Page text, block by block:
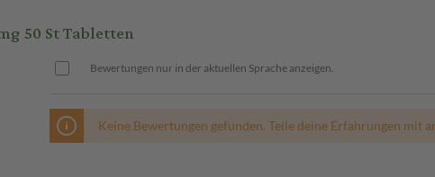
50 St Tabletten
Bewertungen nur in der aktuellen Sprache anzeigen.
Keine Bewertungen gefunden. Teile deine Erfahrungen mit